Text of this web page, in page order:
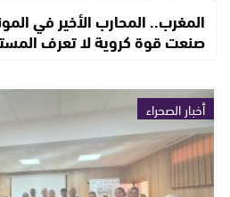
المغرب.. المحارب الأخير في
صنعت قوة كروية لا تعرف
أخبار الصحراء